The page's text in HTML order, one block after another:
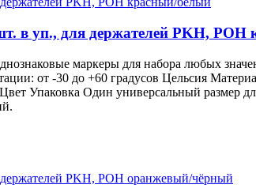
в уп., для держателей PKH, POH
маркеры для набора любых
от -30 до +60 градусов Цельсия
Упаковка Один универсальный